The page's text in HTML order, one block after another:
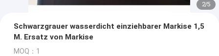
2/5
Schwarzgrauer wasserdicht einziehbarer Markise 1,5
M. Ersatz von Markise
MOQ：1